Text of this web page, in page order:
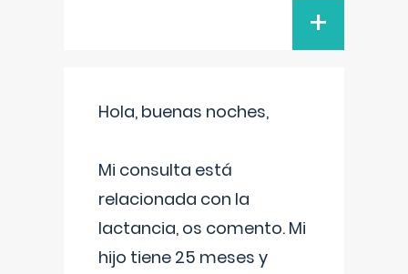
+
Hola, buenas noches,
Mi consulta está
relacionada con la
lactancia, os comento. Mi
hijo tiene 25 meses y